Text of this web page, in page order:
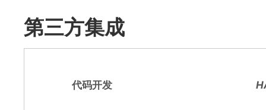
第三方集成
代码开发